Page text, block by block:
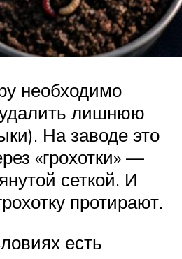
необходимо
лишнюю
На заводе это
«грохотки» —
сеткой. И
протирают.
есть